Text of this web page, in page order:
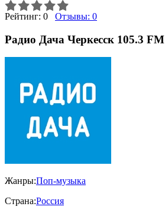
Рейтинг: 0 Отзывы: 0
Радио Дача Черкесск 105.3 FM
Жанры:Поп-музыка
Страна:Россия